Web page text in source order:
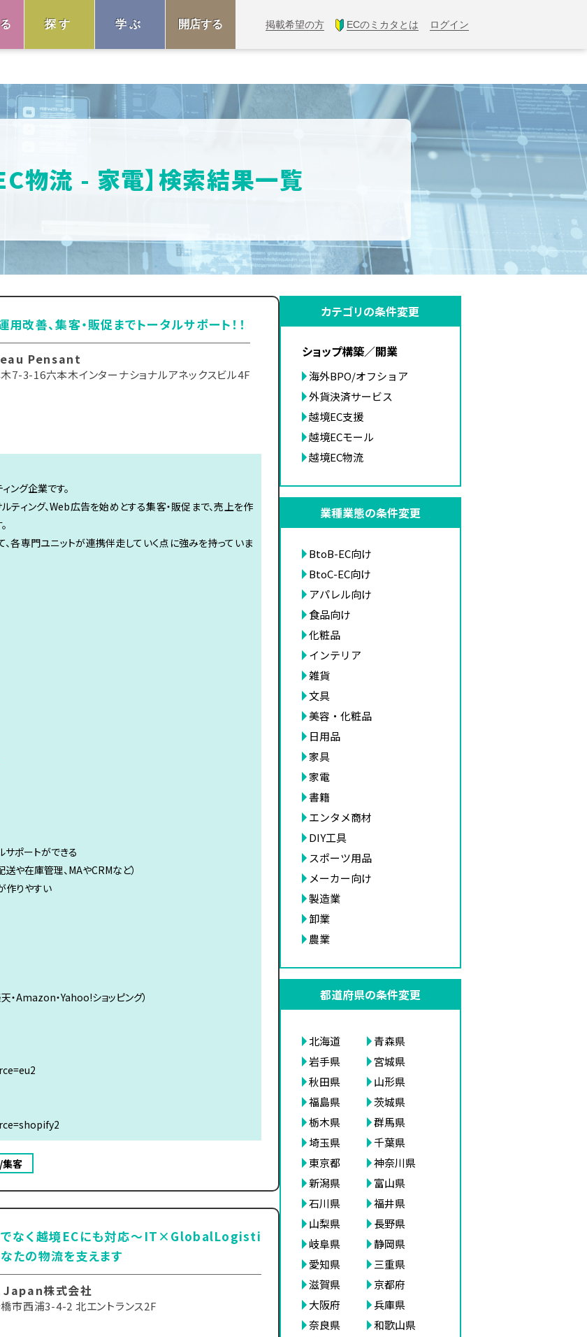
探す 学ぶ 開店する 掲載希望の方 ECのミカタとは ログイン
物流 - 家電】検索結果一覧
用改善、集客・販促までトータルサポート！！
Pensant
7-3-16六本木インターナショナルアネックスビル4F
ング企業です。
ティング、Web広告を始めとする集客・販促まで、売上を作
各専門ユニットが連携伴走していく点に強みを持っていま
サポートができる
送や在庫管理、MAやCRMなど）
作りやすい
・Amazon・Yahoo!ショッピング）
集客
でなく越境ECにも対応～IT×GlobalLogisti
たの物流を支えます
株式会社
市西浦3-4-2 北エントランス2F
カテゴリの条件変更
ショップ構築／開業
海外BPO/オフショア
外貨決済サービス
越境EC支援
越境ECモール
越境EC物流
業種業態の条件変更
BtoB-EC向け
BtoC-EC向け
アパレル向け
食品向け
化粧品
インテリア
雑貨
文具
美容・化粧品
日用品
家具
家電
書籍
エンタメ商材
DIY工具
スポーツ用品
メーカー向け
製造業
卸業
農業
都道府県の条件変更
北海道
青森県
岩手県
宮城県
秋田県
山形県
福島県
茨城県
栃木県
群馬県
埼玉県
千葉県
東京都
神奈川県
新潟県
富山県
石川県
福井県
山梨県
長野県
岐阜県
静岡県
愛知県
三重県
滋賀県
京都府
大阪府
兵庫県
奈良県
和歌山県